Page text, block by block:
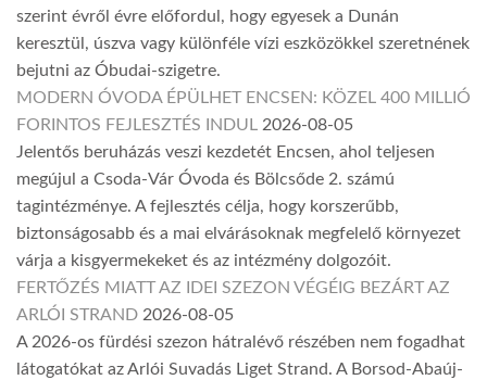
szerint évről évre előfordul, hogy egyesek a Dunán
keresztül, úszva vagy különféle vízi eszközökkel szeretnének
bejutni az Óbudai-szigetre.
MODERN ÓVODA ÉPÜLHET ENCSEN: KÖZEL 400 MILLIÓ
FORINTOS FEJLESZTÉS INDUL 2026-08-05
Jelentős beruházás veszi kezdetét Encsen, ahol teljesen
megújul a Csoda-Vár Óvoda és Bölcsőde 2. számú
tagintézménye. A fejlesztés célja, hogy korszerűbb,
biztonságosabb és a mai elvárásoknak megfelelő környezet
várja a kisgyermekeket és az intézmény dolgozóit.
FERTŐZÉS MIATT AZ IDEI SZEZON VÉGÉIG BEZÁRT AZ
ARLÓI STRAND 2026-08-05
A 2026-os fürdési szezon hátralévő részében nem fogadhat
látogatókat az Arlói Suvadás Liget Strand. A Borsod-Abaúj-